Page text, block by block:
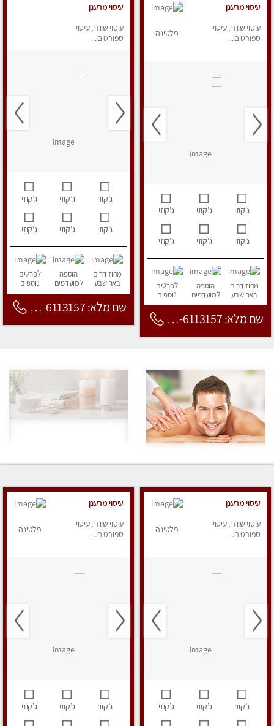
עיסוי מרענן
עיסוי שוודי, עיסוי
ספורטיבי...
פלטינה
ג’קוזי ג’קוזי ג’קוזי
ג’קוזי ג’קוזי ג’קוזי
מחוז דרום
באר שבע
הוספה
למועדפים
לפרטים
נוספים
שם מלא: 053-6113157
עיסוי מרענן
עיסוי שוודי, עיסוי
ספורטיבי...
ג’קוזי ג’קוזי ג’קוזי
ג’קוזי ג’קוזי ג’קוזי
מחוז דרום
באר שבע
הוספה
למועדפים
לפרטים
נוספים
שם מלא: 053-6113157
עיסוי מרענן
עיסוי שוודי, עיסוי
ספורטיבי...
פלטינה
ג’קוזי ג’קוזי ג’קוזי
עיסוי מרענן
עיסוי שוודי, עיסוי
ספורטיבי...
פלטינה
ג’קוזי ג’קוזי ג’קוזי